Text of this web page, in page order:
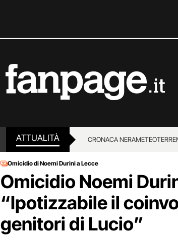
ATTUALITÀ CRONACA NERAMETEO
LOTTO E SUPERENALOTTO
Omicidio di Noemi Durini a Lecce
Omicidio Noemi
“Ipotizzabile il
genitori di Lucio”